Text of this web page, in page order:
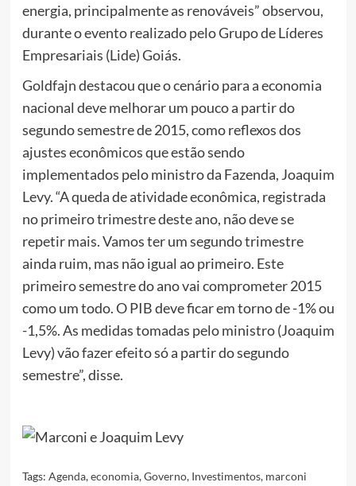
energia, principalmente as renováveis” observou,
durante o evento realizado pelo Grupo de Líderes
Empresariais (Lide) Goiás.
Goldfajn destacou que o cenário para a economia
nacional deve melhorar um pouco a partir do
segundo semestre de 2015, como reflexos dos
ajustes econômicos que estão sendo
implementados pelo ministro da Fazenda, Joaquim
Levy. “A queda de atividade econômica, registrada
no primeiro trimestre deste ano, não deve se
repetir mais. Vamos ter um segundo trimestre
ainda ruim, mas não igual ao primeiro. Este
primeiro semestre do ano vai comprometer 2015
como um todo. O PIB deve ficar em torno de -1% ou
-1,5%. As medidas tomadas pelo ministro (Joaquim
Levy) vão fazer efeito só a partir do segundo
semestre”, disse.
Tags: Agenda,economia,Governo, Investimentos, marconi